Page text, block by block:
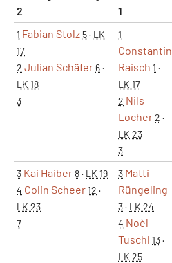
2
1
1 Fabian Stolz 5· LK
17
2 Julian Schäfer 6·
LK 18
3
1
Constantin
Raisch 1 ·
LK 17
2 Nils
Locher2 ·
LK 23
3
3 Kai Haiber8· LK 19
4 Colin Scheer12 ·
LK 23
7
3 Matti
Rüngeling
3· LK 24
4 Noèl
Tuschl 13·
LK 25